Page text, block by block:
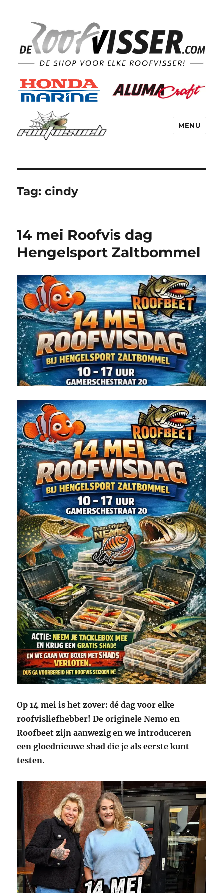
MENU
Tag:cindy
14 mei Roofvis dag
Hengelsport Zaltbommel
Op 14 mei is het zover: dé dag voor elke
roofvisliefhebber!De originele Nemo en
Roofbeet zijn aanwezig en we introduceren
een gloednieuwe shad die je als eerste kunt
testen.